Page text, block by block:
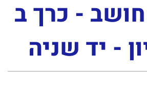
- כרך ב
- יד שניה